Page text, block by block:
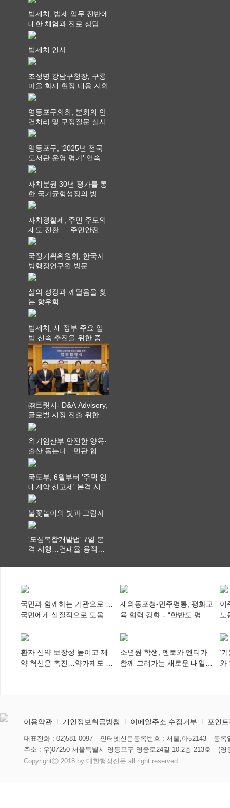
를 지켜야 할 것"
법제처, 법제 업무 전반에
대한 체험과 진로 상담 기
회 제공
법제처 인사
조성명 강남구청장, 구룡
마을 화재 현장 대응 지휘
영등포구의회, 본회의 안
건처리 및 구정질문 실시
영등포구, ‘2025년 전국
도서관 운영 평가’ 연속
최고 영예 장관상에서 ‘대
자치분권 30년 평가를 통
한 국가균형성장의 방향
과 과제 논의
자치경찰제, 주민 주도의
재도 전환 … 주민안전 치
안서비스가 최우선 되어
국정기획위원회, 한국지
방행정연구원 방문… 국
가균형성장 논의
삶의 성장과 깨달음을 찾
는 향우회
법제처, 새 정부 주요 입
법 신속 추진을 위한 중앙
부처 법무담당관 회의 개
최
㈜트릿지- D&A Advisory,
글로벌 시장 진출 위한 전
략적 업무협약 체결
위기임산부 안전한 양육·
출산 돕는다…민관 협력
체계 구축
국토부, 6월부터 '주택 임
대계약 신고제' 본격 시
행…실거래가 투명화 기
불꽃놀이의 빛과 그림자
'도심복합개발법' 7일 본
격 시행…건폐율·용적률
국민과 함께하는 기관으로 …
국민에게 실질적으로 도움이
재외동포청-민주평통, 평화교
육 협력 강화 ․ “한반도 평화,
다”
이
노
환자 신약 보장성 높이고 제
약 혁신은 촉진…약가제도 개
소년원 학생, 멘토와 멘티가
함께 그려가는 새로운 내일
‘
와
이용약관 개인정보취급방침 이메일주소 수집거부 포인
대표전화 : 02)581-0097 인터넷신문등록번호 : 서울,아52143
등록
주소 : 우)07250 서울특별시 영등포구 영중로24길 10.2층 213호
(영
Copyrightⓒ 2018 by 대한행정신문 all right reserved.